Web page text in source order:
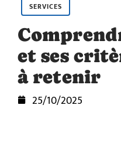
SERVICES
et ses
à retenir
25/10/2025